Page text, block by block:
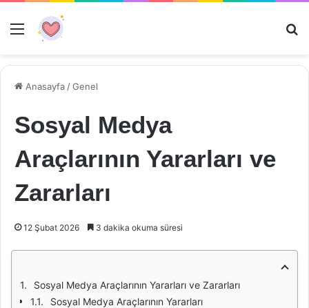
Menü
Anasayfa /Genel
Sosyal Medya
Araçlarının Yararları ve
Zararları
12 Şubat 2026 3 dakika okuma süresi
Sosyal Medya Araçlarının Yararları ve Zararları
Sosyal Medya Araçlarının Yararları